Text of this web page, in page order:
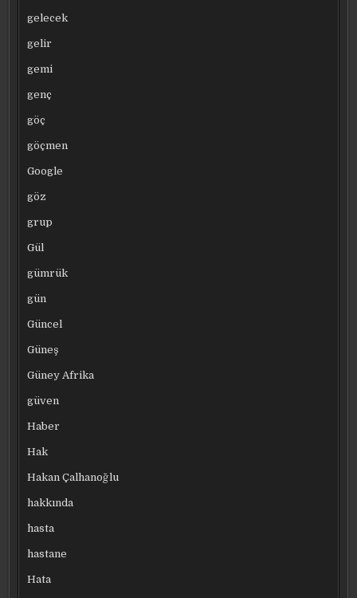
gelecek
gelir
gemi
genç
göç
göçmen
Google
göz
grup
Gül
gümrük
gün
Güncel
Güneş
Güney Afrika
güven
Haber
Hak
Hakan Çalhanoğlu
hakkında
hasta
hastane
Hata